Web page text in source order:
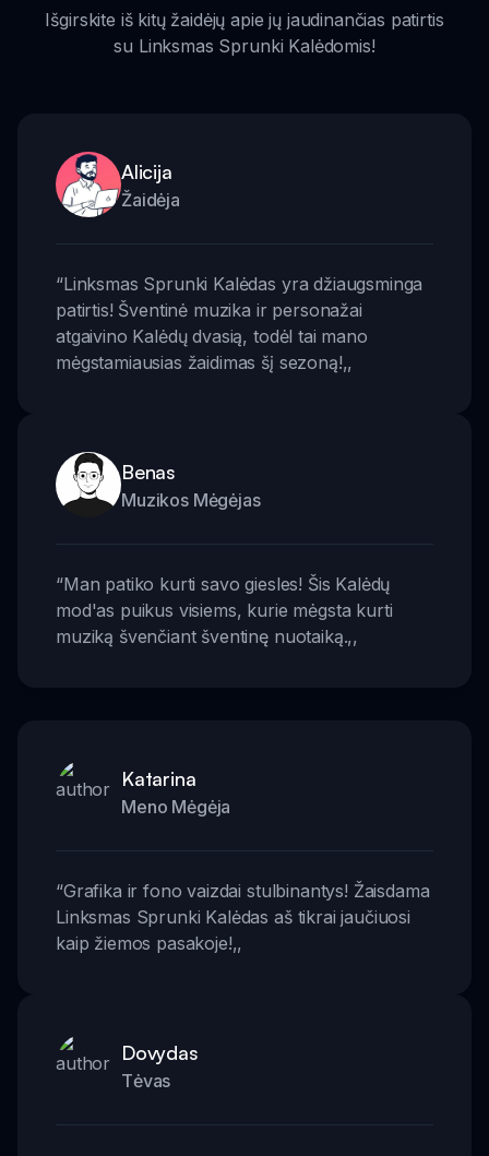
Išgirskite iš kitų žaidėjų apie jų jaudinančias patirtis
su Linksmas Sprunki Kalėdomis!
Alicija
Žaidėja
“Linksmas Sprunki Kalėdas yra džiaugsminga
patirtis! Šventinė muzika ir personažai
atgaivino Kalėdų dvasią, todėl tai mano
mėgstamiausias žaidimas šį sezoną!,,
Benas
Muzikos Mėgėjas
“Man patiko kurti savo giesles! Šis Kalėdų
mod'as puikus visiems, kurie mėgsta kurti
muziką švenčiant šventinę nuotaiką.,,
Katarina
Meno Mėgėja
“Grafika ir fono vaizdai stulbinantys! Žaisdama
Linksmas Sprunki Kalėdas aš tikrai jaučiuosi
kaip žiemos pasakoje!,,
Dovydas
Tėvas